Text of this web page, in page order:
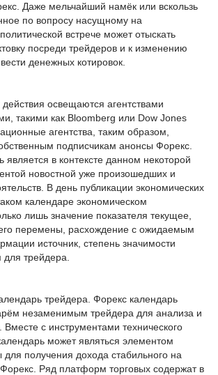
Даже мельчайший намёк или вскользь
по вопросу насущному на
встрече может отыскать
посреди трейдеров и к изменению
денежных котировок.
освещаются агентствами
такими как Bloomberg или Dow Jones
агентства, таким образом,
подписчикам анонсы Форекс.
является в контексте данном некоторой
новостной уже произошедших и
В день публикации экономических
календаре экономическом
лишь значение показателя текущее,
перемены, расхождение с ожидаемым
источник, степень значимости
для трейдера.
трейдера. Форекс календарь
незаменимым трейдера для анализа и
Вместе с инструментами технического
может являться элементом
для получения дохода стабильного на
Ряд платформ торговых содержат в